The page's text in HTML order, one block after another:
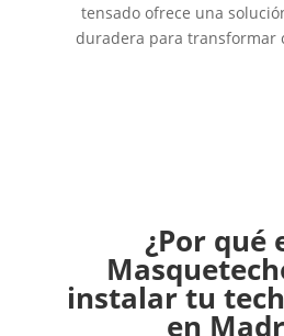
tensado ofrece una
duradera para transformar
¿Por qué
instalar tu
en